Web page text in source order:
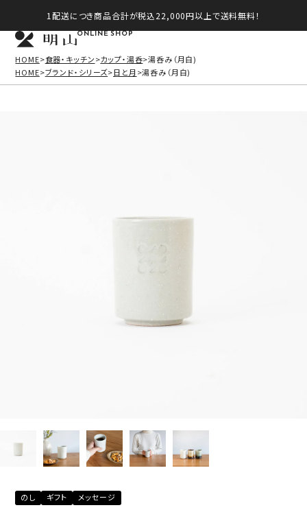
1配送につき商品合計が税込22,000円以上で送料無料！
ONLINE SHOP
HOME 食器・キッチン カップ・湯呑 湯呑み（月白)
HOME ブランド・シリーズ 日と月 湯呑み（月白)
のし ギフト メッセージ